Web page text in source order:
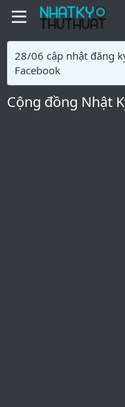
28/06 cập nhật đăng
Facebook
Cộng đồng Nhật